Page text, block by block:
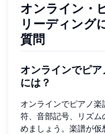
オンライン・
リーディング
質問
オンラインでピ
には？
オンラインでピアノ
符、音部記号、リズ
めましょう。楽譜が